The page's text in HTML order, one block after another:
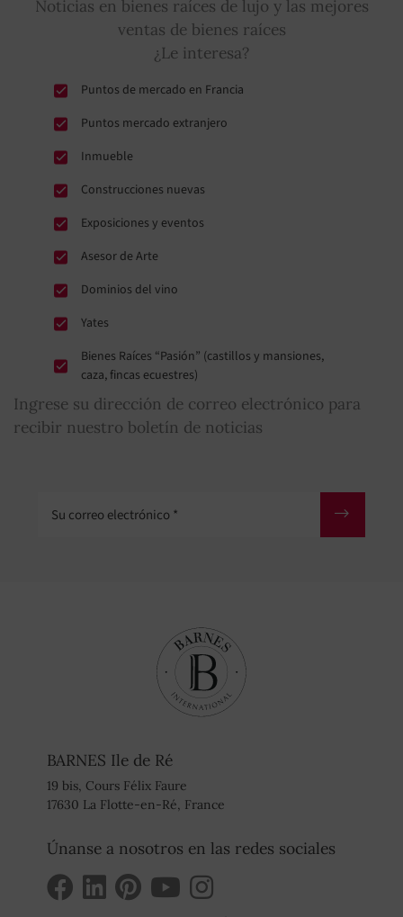
La Flotte (13,3 Km)
Noticias en bienes raíces de lujo y las mejores
ventas de bienes raíces
¿Le interesa?
Puntos de mercado en Francia
Puntos mercado extranjero
Inmueble
Construcciones nuevas
Exposiciones y eventos
Asesor de Arte
Dominios del vino
Yates
Bienes Raíces “Pasión” (castillos y mansiones,
caza, fincas ecuestres)
Ingrese su dirección de correo electrónico para
recibir nuestro boletín de noticias
BARNES Ile de Ré
19 bis, Cours Félix Faure
17630 La Flotte-en-Ré, France
Únanse a nosotros en las redes sociales